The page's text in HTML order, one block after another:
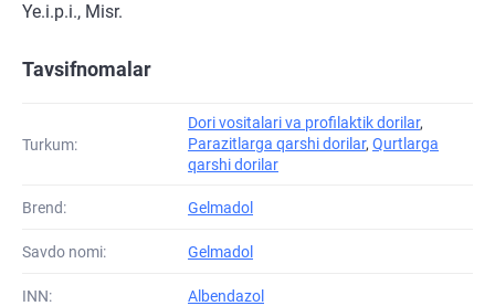
Ye.i.p.i., Misr.
Tavsifnomalar
Turkum:
Dori vositalari va profilaktik dorilar,
Parazitlarga qarshi dorilar, Qurtlarga
qarshi dorilar
Brend: Gelmadol
Savdo nomi: Gelmadol
INN: Albendazol